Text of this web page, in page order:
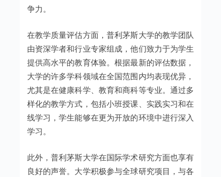
争力。
在教学质量评估方面，普利茅斯大学的教学团队
由资深学者和行业专家组成，他们致力于为学生
提供高水平的教育体验。根据最新的评估数据，
大学的许多学科领域在全国范围内均表现优异，
尤其是在健康科学、教育和商科等专业。通过多
样化的教学方式，包括小班授课、实践实习和在
线学习，学生能够在更为开放的环境中进行深入
学习。
此外，普利茅斯大学在国际学术研究方面也享有
良好的声誉。大学积极参与全球研究项目，与各